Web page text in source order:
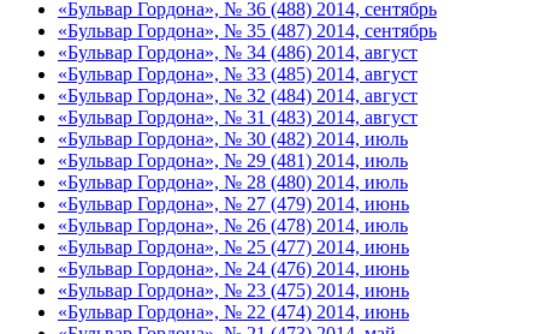
«Бульвар Гордона», № 36 (488) 2014, сентябрь
«Бульвар Гордона», № 35 (487) 2014, сентябрь
«Бульвар Гордона», № 34 (486) 2014, август
«Бульвар Гордона», № 33 (485) 2014, август
«Бульвар Гордона», № 32 (484) 2014, август
«Бульвар Гордона», № 31 (483) 2014, август
«Бульвар Гордона», № 30 (482) 2014, июль
«Бульвар Гордона», № 29 (481) 2014, июль
«Бульвар Гордона», № 28 (480) 2014, июль
«Бульвар Гордона», № 27 (479) 2014, июнь
«Бульвар Гордона», № 26 (478) 2014, июль
«Бульвар Гордона», № 25 (477) 2014, июнь
«Бульвар Гордона», № 24 (476) 2014, июнь
«Бульвар Гордона», № 23 (475) 2014, июнь
«Бульвар Гордона», № 22 (474) 2014, июнь